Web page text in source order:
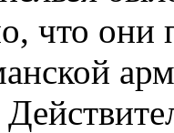
что они